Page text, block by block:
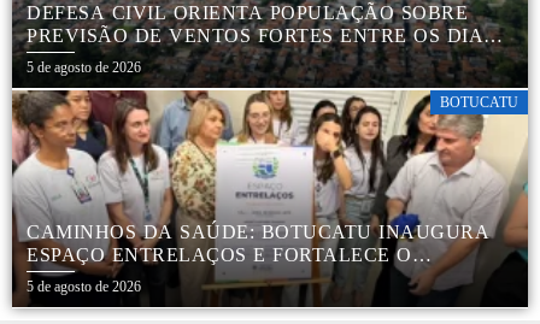
DEFESA CIVIL ORIENTA POPULAÇÃO SOBRE
PREVISÃO DE VENTOS FORTES ENTRE OS DIAS 6
E 9 DE AGOSTO
5 de agosto de 2026
BOTUCATU
CAMINHOS DA SAÚDE: BOTUCATU INAUGURA
ESPAÇO ENTRELAÇOS E FORTALECE O
CUIDADO ESPECIALIZADO COM CRIANÇAS E
FAMÍLIAS
5 de agosto de 2026